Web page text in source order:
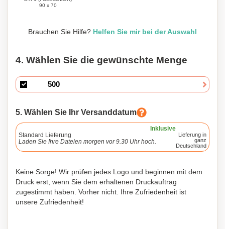
90 x 70
Brauchen Sie Hilfe? Helfen Sie mir bei der Auswahl
4. Wählen Sie die gewünschte Menge
5. Wählen Sie Ihr Versanddatum
Inklusive
Standard Lieferung
Laden Sie Ihre Dateien morgen vor 9.30 Uhr hoch.
Lieferung in
ganz
Deutschland
Keine Sorge! Wir prüfen jedes Logo und beginnen mit dem
Druck erst, wenn Sie dem erhaltenen Druckauftrag
zugestimmt haben. Vorher nicht. Ihre Zufriedenheit ist
unsere Zufriedenheit!